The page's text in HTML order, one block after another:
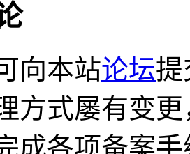
向本站论坛提
方式屡有变
成各项备案